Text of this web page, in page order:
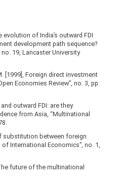
evolution of India’s outward FDI
development path sequence?
19, Lancaster University
[1999], Foreign direct investment
Economies Review”, no. 3, pp.
outward FDI: are they
from Asia, “Multinational
substitution between foreign
International Economics”, no. 1,
future of the multinational